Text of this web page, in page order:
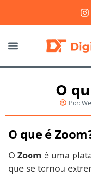
O
Por:
O que é
O Zoom é uma
que se tornou